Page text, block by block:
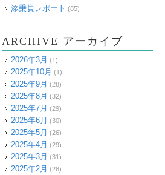
添乗員レポート (85)
ARCHIVE アーカイブ
2026年3月 (1)
2025年10月 (1)
2025年9月 (28)
2025年8月 (32)
2025年7月 (29)
2025年6月 (30)
2025年5月 (26)
2025年4月 (29)
2025年3月 (31)
2025年2月 (28)